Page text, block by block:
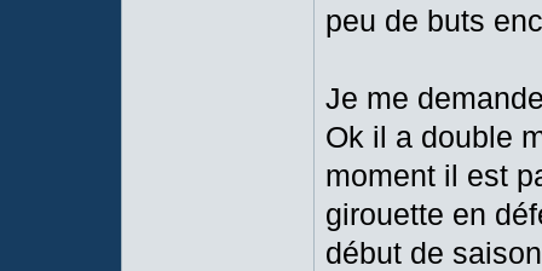
peu de buts
Je me
Ok il a double
moment il est
girouette en
début de